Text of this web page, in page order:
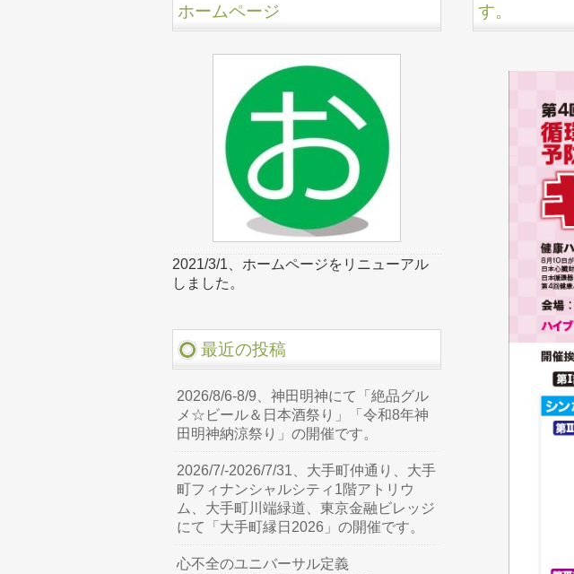
す。
ホームページ
2021/3/1、ホームページをリニューアル
しました。
最近の投稿
2026/8/6-8/9、神田明神にて「絶品グル
メ☆ビール＆日本酒祭り」「令和8年神
田明神納涼祭り」の開催です。
2026/7/-2026/7/31、大手町仲通り、大手
町フィナンシャルシティ1階アトリウ
ム、大手町川端緑道、東京金融ビレッジ
にて「大手町縁日2026」の開催です。
心不全のユニバーサル定義